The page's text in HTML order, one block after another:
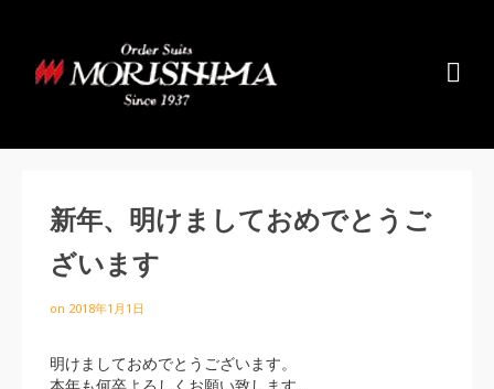
新年、明けましておめでとうご
ざいます
on 2018年1月1日
明けましておめでとうございます。